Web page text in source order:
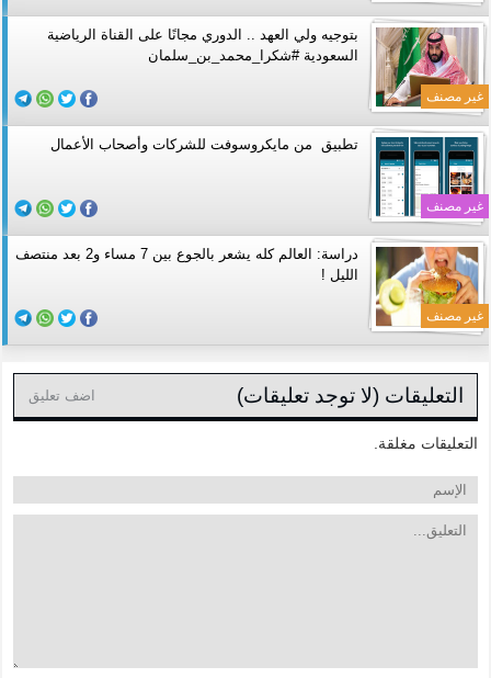
غير مصنف
بتوجيه ولي العهد .. الدوري مجانًا على القناة الرياضية
السعودية #شكرا_محمد_بن_سلمان
غير مصنف
تطبيق من مايكروسوفت للشركات وأصحاب الأعمال
غير مصنف
دراسة: العالم كله يشعر بالجوع بين 7 مساء و2 بعد منتصف
الليل !
التعليقات (لا توجد تعليقات) اضف تعليق
التعليقات مغلقة.